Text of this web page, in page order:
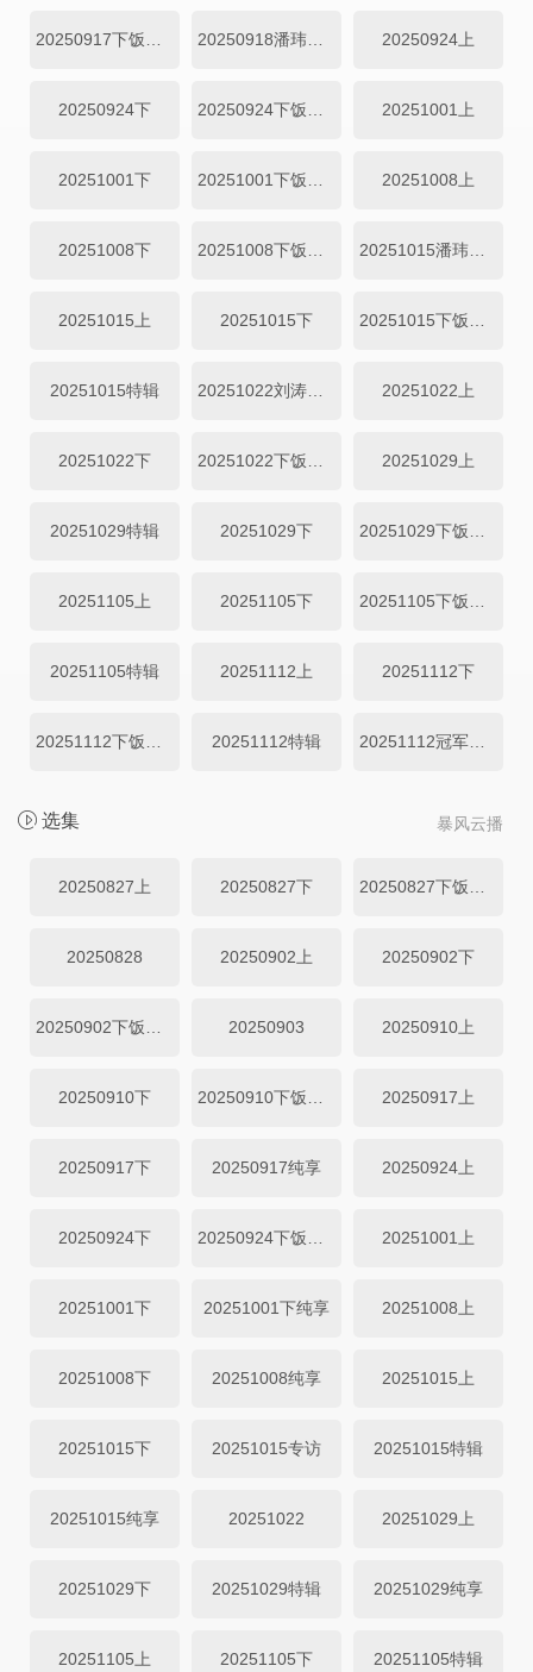
20250918潘玮柏于洋reaction 20250924上
20250924下 20251001上
20251001下 20251008上
20251008下 20251015潘玮柏于洋专访
20251015上 20251015下
20251015特辑 20251022刘涛专访 20251022上
20251022下 20251029上
20251029特辑 20251029下
20251105上 20251105下
20251105特辑 20251112上 20251112下
20251112特辑 20251112冠军徐孝洪专访
暴风云播
选集
20250827上 20250827下
20250828 20250902上 20250902下
20250903 20250910上
20250910下 20250917上
20250917下 20250917纯享 20250924上
20250924下 20251001上
20251001下 20251001下纯享 20251008上
20251008下 20251008纯享 20251015上
20251015下 20251015专访 20251015特辑
20251015纯享 20251022 20251029上
20251029下 20251029特辑 20251029纯享
20251105上 20251105下 20251105特辑